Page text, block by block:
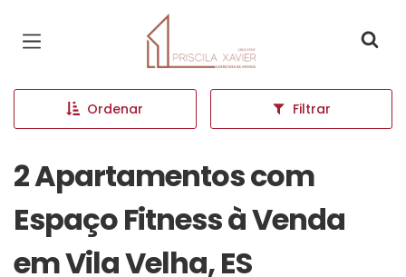
Página inicial
Ordenar Filtrar
2 Apartamentos com
Espaço Fitness à Venda
em Vila Velha, ES